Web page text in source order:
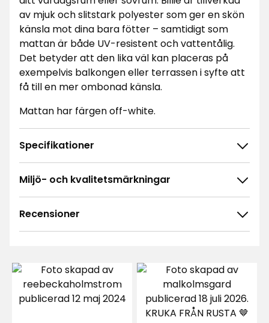
av mjuk och slitstark polyester som ger en skön
känsla mot dina bara fötter – samtidigt som
mattan är både UV-resistent och vattentålig.
Det betyder att den lika väl kan placeras på
exempelvis balkongen eller terrassen i syfte att
få till en mer ombonad känsla.
Mattan har färgen off-white.
Specifikationer
Miljö- och kvalitetsmärkningar
Recensioner
4.7
49 betyg
2
1 ☆
Sortera efter